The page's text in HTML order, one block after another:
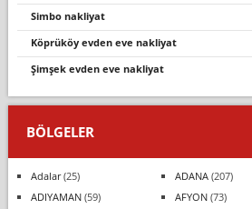
simbo nakliyat
köprüköy evden eve nakli̇yat
şimşek evden eve nakliyat
BÖLGELER
Adalar(25) ADANA(207)
ADIYAMAN(59) AFYON(73)